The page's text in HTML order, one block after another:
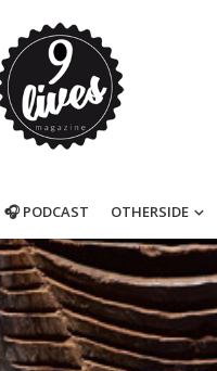
🎧 PODCAST OTHERSIDE